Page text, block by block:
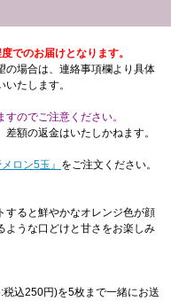
でのお届けとなります。
の場合は、連絡事項欄より具体
たします。
のでご注意ください。
額の返金はいたしかねます。
ロン5玉』 をご注文ください。
すると鮮やかなオレンジ色が顔
ような口どけと甘さをお楽しみ
込250円)を5枚まで一緒にお送